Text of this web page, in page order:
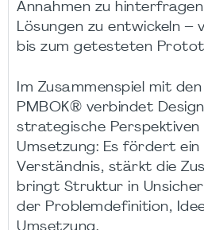
Annahmen zu
Lösungen zu entwickeln –
bis zum getesteten
Im Zusammenspiel mit
PMBOK® verbindet
strategische
Umsetzung: Es fördert ein
Verständnis, stärkt die
bringt Struktur in
der Problemdefinition,